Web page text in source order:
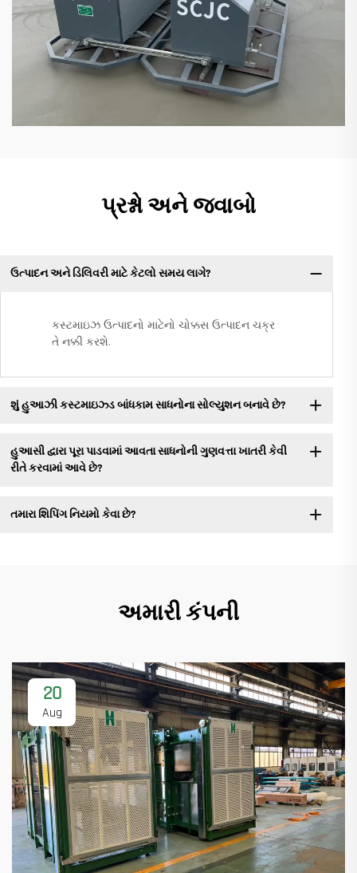
પ્રશ્નો અને જવાબો
ઉત્પાદન અને ડિલિવરી માટે કેટલો સમય લાગે?
કસ્ટમાઇઝ ઉત્પાદનો માટેનો ચોક્કસ ઉત્પાદન ચક્ર
તે નક્કી કરશે.
શું હુઆઝી કસ્ટમાઇઝ્ડ બાંધકામ સાધનોના સોલ્યુશન બનાવે છે?
હુઆસી દ્વારા પૂરા પાડવામાં આવતા સાધનોની ગુણવત્તા ખાતરી કેવી
રીતે કરવામાં આવે છે?
તમારા શિપિંગ નિયમો કેવા છે?
અમારી કંપની
20
Aug